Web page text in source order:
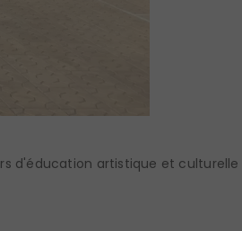
d'éducation artistique et culturelle